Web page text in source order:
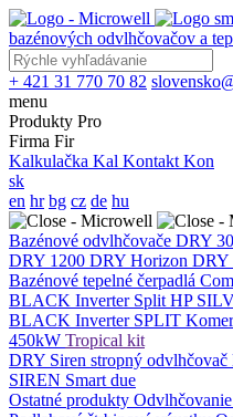
bazénových odvlhčovačov a
+ 421 31 770 70 82
menu
Produkty Pro
Firma Fir
Kalkulačka Kal Kontakt Kon
sk
en hr bg cz de hu
Bazénové odvlhčovače DRY
DRY 1200 DRY Horizon DRY
Bazénové tepelné čerpadlá
BLACK Inverter Split HP
BLACK Inverter SPLIT
450kW Tropical kit
DRY Siren stropný odvlhčovač
SIREN Smart due
Ostatné produkty